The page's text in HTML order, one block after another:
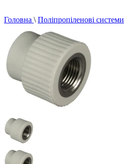
Головна \ Поліпропіленові системи